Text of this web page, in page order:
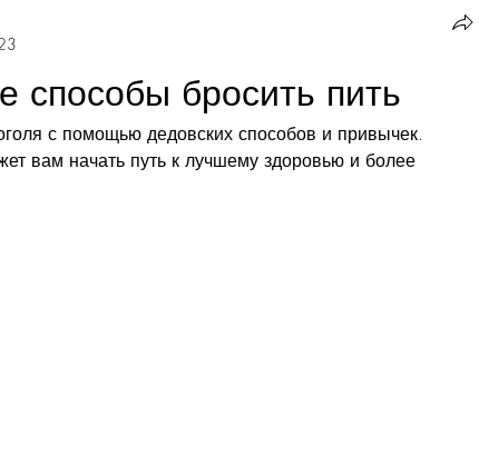
способы бросить пить
с помощью дедовских способов и привычек.
вам начать путь к лучшему здоровью и более